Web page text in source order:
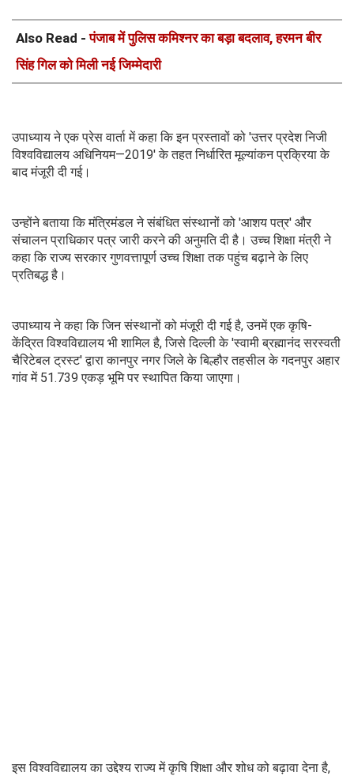
Also Read -पंजाब में पुलिस कमिश्नर का बड़ा बदलाव, हरमन बीर
सिंह गिल को मिली नई जिम्मेदारी
उपाध्याय ने एक प्रेस वार्ता में कहा कि इन प्रस्तावों को 'उत्तर प्रदेश निजी
विश्वविद्यालय अधिनियम—2019' के तहत निर्धारित मूल्यांकन प्रक्रिया के
बाद मंजूरी दी गई।
उन्होंने बताया कि मंत्रिमंडल ने संबंधित संस्थानों को 'आशय पत्र' और
संचालन प्राधिकार पत्र जारी करने की अनुमति दी है। उच्च शिक्षा मंत्री ने
कहा कि राज्य सरकार गुणवत्तापूर्ण उच्च शिक्षा तक पहुंच बढ़ाने के लिए
प्रतिबद्ध है।
उपाध्याय ने कहा कि जिन संस्थानों को मंजूरी दी गई है, उनमें एक कृषि-
केंद्रित विश्वविद्यालय भी शामिल है, जिसे दिल्ली के 'स्वामी ब्रह्मानंद सरस्वती
चैरिटेबल ट्रस्ट' द्वारा कानपुर नगर जिले के बिल्हौर तहसील के गदनपुर अहार
गांव में 51.739 एकड़ भूमि पर स्थापित किया जाएगा।
इस विश्वविद्यालय का उद्देश्य राज्य में कृषि शिक्षा और शोध को बढ़ावा देना है,